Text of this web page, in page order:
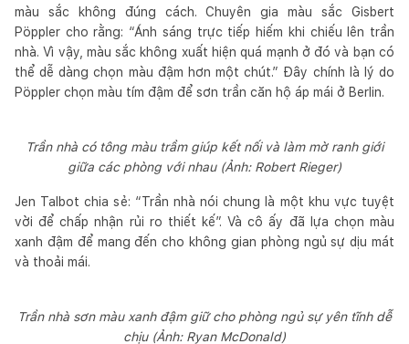
màu sắc không đúng cách. Chuyên gia màu sắc Gisbert
Pöppler cho rằng: “Ánh sáng trực tiếp hiếm khi chiếu lên trần
nhà. Vì vậy, màu sắc không xuất hiện quá mạnh ở đó và bạn có
thể dễ dàng chọn màu đậm hơn một chút.” Đây chính là lý do
Pöppler chọn màu tím đậm để sơn trần căn hộ áp mái ở Berlin.
Trần nhà có tông màu trầm giúp kết nối và làm mờ ranh giới
giữa các phòng với nhau (Ảnh: Robert Rieger)
Jen Talbot chia sẻ: “Trần nhà nói chung là một khu vực tuyệt
vời để chấp nhận rủi ro thiết kế”. Và cô ấy đã lựa chọn màu
xanh đậm để mang đến cho không gian phòng ngủ sự dịu mát
và thoải mái.
Trần nhà sơn màu xanh đậm giữ cho phòng ngủ sự yên tĩnh dễ
chịu (Ảnh: Ryan McDonald)